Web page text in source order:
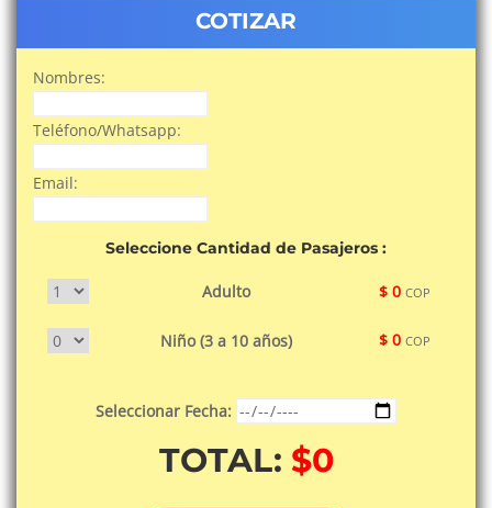
COTIZAR
Nombres:
Teléfono/Whatsapp:
Email:
Seleccione Cantidad de Pasajeros :
Adulto $ 0 COP
Niño (3 a 10 años) $ 0 COP
Seleccionar Fecha:
TOTAL: $0